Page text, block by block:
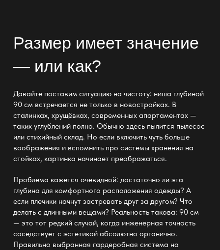
Размер имеет значение
— или как?
Давайте поставим ситуацию на чистоту: ниша глубиной
90 см встречается не только в новостройках. В
сталинках, хрущёвках, современных апартаментах —
таких углублений полно. Обычно здесь пылится пылесос
или стихийный склад. Но если включить чуть больше
воображения и вспомнить про системы хранения на
стойках, картинка начинает преображаться.
Проблема кажется очевидной: достаточно ли эта
глубина для комфортного расположения одежды? А
если плечики начнут застревать друг за другом? Что
делать с длинными вещами? Реальность такова: 90 см
— это тот редкий случай, когда инженерная точность
соседствует с эстетикой абсолютно органично.
Правильно выбранная гардеробная система на